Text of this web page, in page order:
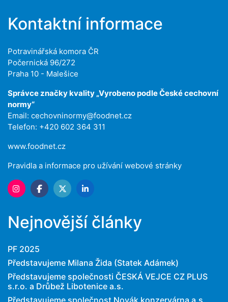
Kontaktní informace
Potravinářská komora ČR
Počernická 96/272
Praha 10 - Malešice
Správce značky kvality „Vyrobeno podle České cechovní
normy“
Email: cechovninormy@foodnet.cz
Telefon: +420 602 364 311
www.foodnet.cz
Pravidla a informace pro užívání webové stránky
Nejnovější články
PF 2025
Představujeme Milana Žida (Statek Adámek)
Představujeme společnosti ČESKÁ VEJCE CZ PLUS
s.r.o. a Drůbež Libotenice a.s.
Představujeme společnost Novák konzervárna a.s.